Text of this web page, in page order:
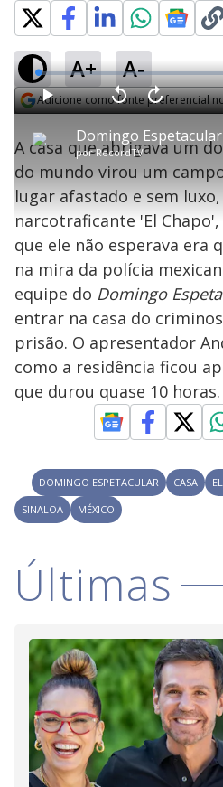
A+ A-
Adicione como fonte preferencial
P
l
a
y
V
i
d
e
o
porRecordTV
P V
t
a
r
0
e
g
n
d
s
A
n
ç
a
s
e
u
n
o
s
M
u
d
o
L
o
a
d
e
:
1
.
1
0
%
A casa que abrigava um
do mundo virou um
lugar afastado e sem
narcotraficante 'El
que ele não esperava era
na mira da polícia
equipe do Domingo
entrar na casa do
prisão. O apresentador
como a residência ficou
que durou quase 10 horas.
DOMINGO ESPETACULAR CASA
SINALOA
MÉXICO
Últimas